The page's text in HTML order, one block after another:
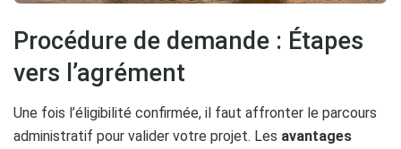
Procédure de demande : Étapes
vers l’agrément
Une fois l’éligibilité confirmée, il faut affronter le parcours
administratif pour valider votre projet. Les avantages